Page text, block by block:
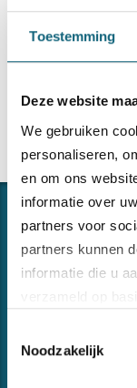
Toestemming
Deze website
We gebruiken
personaliseren,
en om ons
informatie over
partners voor
partners kunnen
informatie die u
Bezoek onze
Noodzakelijk
read more
CONNECTING THE
Forma